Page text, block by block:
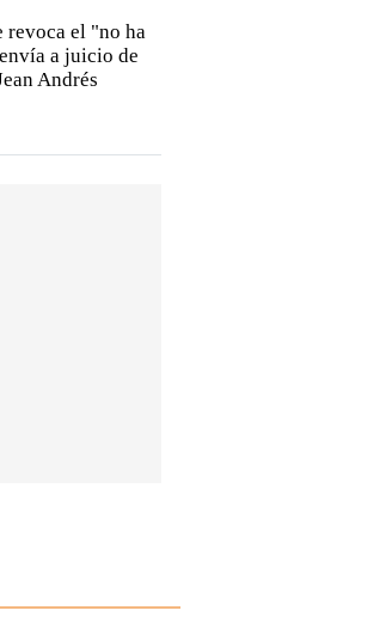
revoca el "no ha
a juicio de
Andrés